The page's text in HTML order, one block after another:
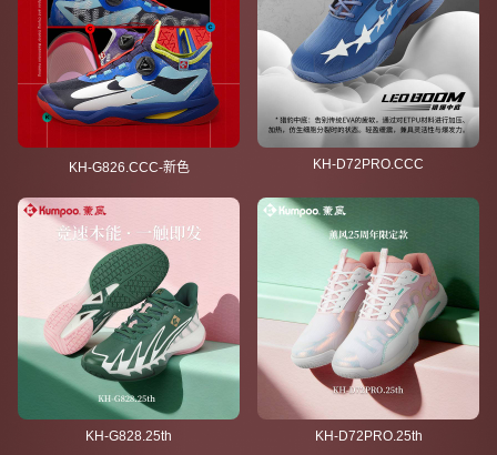
KH-G826.CCC-新色 KH-D72PRO.CCC
KH-G828.25th KH-D72PRO.25th